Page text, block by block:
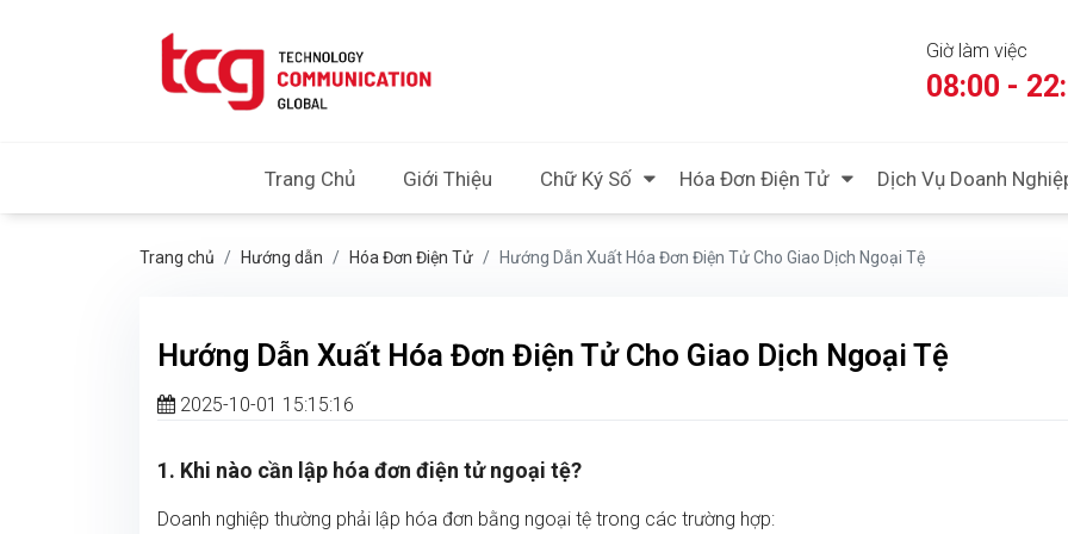
Giờ làm việc
08:00 -
Trang Chủ Giới Thiệu Chữ Ký Số Hóa Đơn Điện Tử Dịch Vụ Doanh
Trang chủ Hướng dẫn Hóa Đơn Điện Tử Hướng Dẫn Xuất Hóa Đơn Điện Tử Cho Giao Dịch Ngoại Tệ
Hướng Dẫn Xuất Hóa Đơn Điện Tử Cho Giao Dịch Ngoại Tệ
2025-10-01 15:15:16
1. Khi nào cần lập hóa đơn điện tử ngoại tệ?
Doanh nghiệp thường phải lập hóa đơn bằng ngoại tệ trong các trường hợp: